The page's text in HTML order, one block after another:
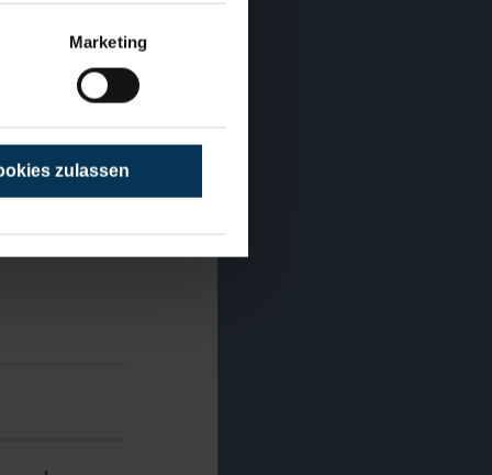
Marketing
zulassen